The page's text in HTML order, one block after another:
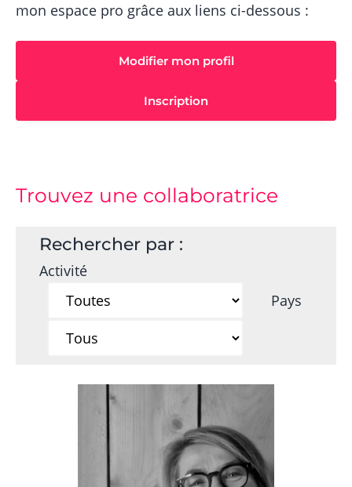
mon espace pro grâce aux liens ci-dessous :
Modifier mon profil
Inscription
Trouvez une collaboratrice
Rechercher par :
Activité
Pays